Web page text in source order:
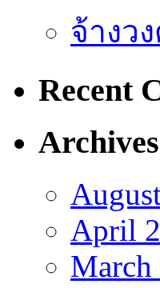
จ้างว
Recent
Archives
April
March